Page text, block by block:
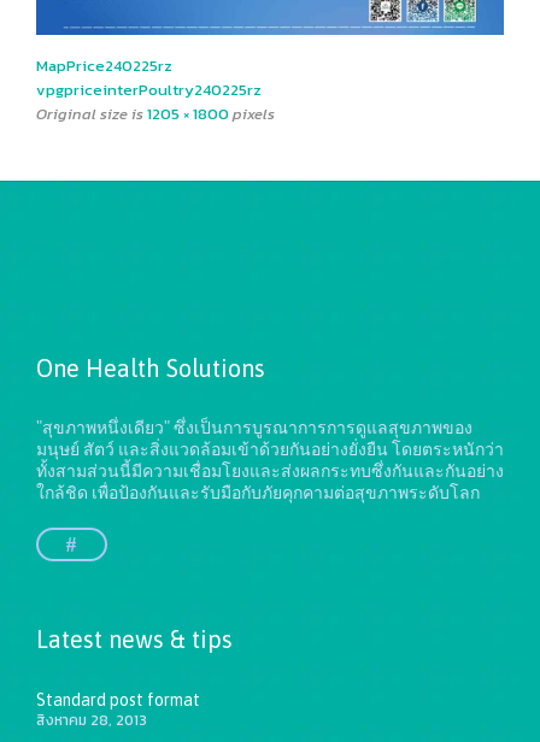
MapPrice240225rz
vpgpriceinterPoultry240225rz
Original size is1205 × 1800 pixels
One Health Solutions
"สุขภาพหนึ่งเดียว" ซึ่งเป็นการบูรณาการการดูแลสุขภาพของ
มนุษย์ สัตว์ และสิ่งแวดล้อมเข้าด้วยกันอย่างยั่งยืนโดยตระหนักว่า
ทั้งสามส่วนนี้มีความเชื่อมโยงและส่งผลกระทบซึ่งกันและกันอย่าง
ใกล้ชิด เพื่อป้องกันและรับมือกับภัยคุกคามต่อสุขภาพระดับโลก
#
Latest news & tips
Standard post format
สิงหาคม 28, 2013